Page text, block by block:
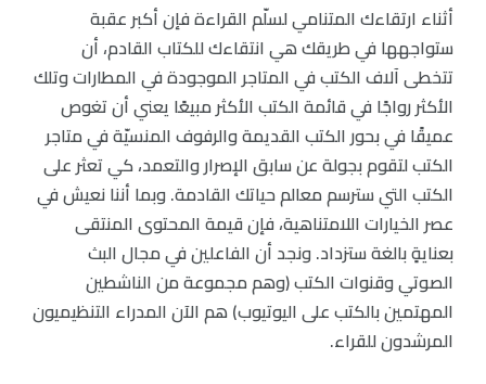
أثناء ارتقاءك المتنامي لسلّم القراءة فإن أكبر عقبة
ستواجهها في طريقك هي انتقاءك للكتاب القادم، أن
تتخطى آلاف الكتب في المتاجر الموجودة في المطارات وتلك
الأكثر رواجًا في قائمة الكتب الأكثر مبيعًا يعني أن تغوص
عميقًا في بحور الكتب القديمة والرفوف المنسيّة في متاجر
الكتب لتقوم بجولة عن سابق الإصرار والتعمد، كي تعثر على
الكتب التي سترسم معالم حياتك القادمة. وبما أننا نعيش في
عصر الخيارات اللامتناهية، فإن قيمة المحتوى المنتقى
بعنايةٍ بالغة ستزداد. ونجد أن الفاعلين في مجال البث
الصوتي وقنوات الكتب (وهم مجموعة من الناشطين
المهتمين بالكتب على اليوتيوب) هم الآن المدراء التنظيميون
المرشدون للقراء.